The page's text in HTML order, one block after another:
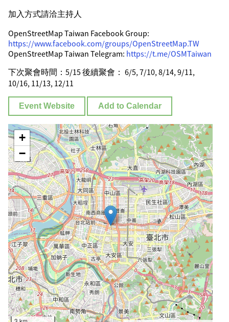
加入方式請洽主持人
OpenStreetMap Taiwan Facebook Group:
https://www.facebook.com/groups/OpenStreetMap.TW
OpenStreetMap Taiwan Telegram: https://t.me/OSMTaiwan
下次聚會時間：5/15 後續聚會： 6/5, 7/10, 8/14, 9/11,
10/16, 11/13, 12/11
Event Website Add to Calendar
+
−